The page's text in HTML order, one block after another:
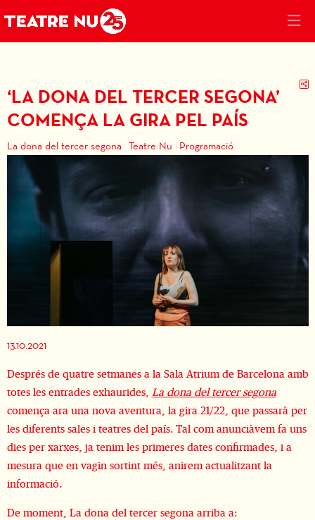
‘LA DONA DEL TERCER SEGONA’
COMENÇA LA GIRA PEL PAÍS
La dona del tercer segona Teatre Nu Programació
13.10.2021
Després de quatre setmanes a la Sala Atrium de Barcelona amb
totes les entrades exhaurides, La dona del tercer segona
comença ara una nova aventura, la gira 21/22, que passarà per
les diferents sales i teatres del país. Tal com anunciàvem fa uns
dies per xarxes, ja tenim les primeres dates confirmades, i a
mesura que en vagin sortint més, anirem actualitzant la
informació.
De moment, La dona del tercer segona arriba a: